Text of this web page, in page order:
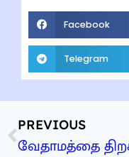
Facebook
Telegram
PREVIOUS